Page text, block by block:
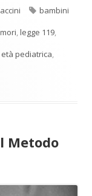
Tag
bambini
,legge 119,
pediatrica,
Metodo